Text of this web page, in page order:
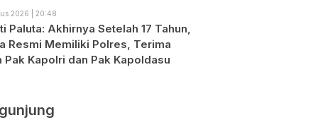
2026 | 20:48
Paluta: Akhirnya Setelah 17 Tahun,
Resmi Memiliki Polres, Terima
Pak Kapolri dan Pak Kapoldasu